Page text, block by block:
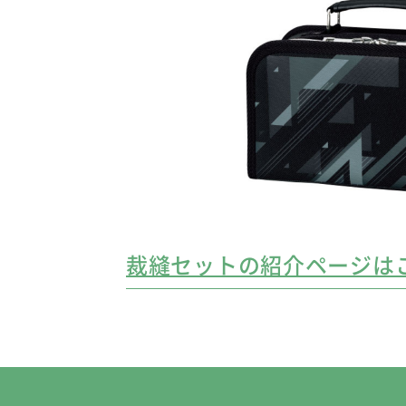
裁縫セットの紹介ページは